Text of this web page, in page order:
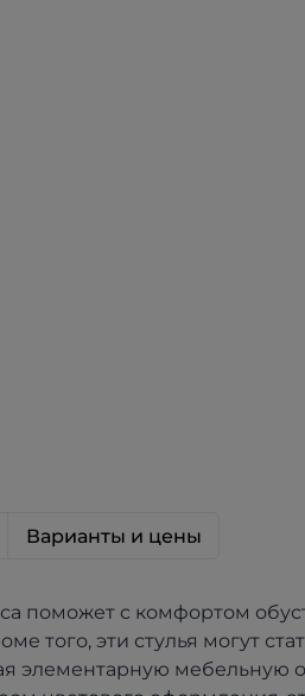
Варианты и цены
поможет с комфортом
того, эти стулья могут
элементарную мебельную